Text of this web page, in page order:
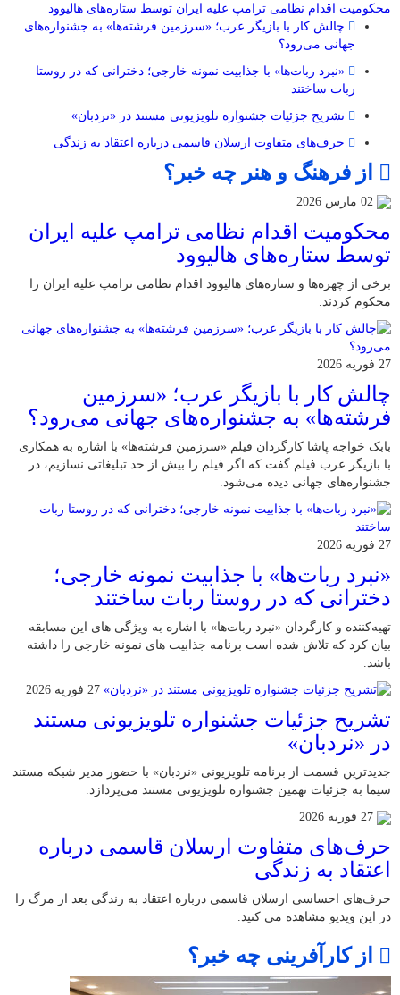
محکومیت اقدام نظامی ترامپ علیه ایران توسط ستاره‌های هالیوود
چالش کار با بازیگر عرب؛ «سرزمین فرشته‌ها» به جشنواره‌های
جهانی می‌رود؟
«نبرد ربات‌ها» با جذابیت نمونه خارجی؛ دخترانی که در روستا
ربات ساختند
تشریح جزئیات جشنواره‌ تلویزیونی مستند در «نردبان»
حرف‌های متفاوت ارسلان قاسمی درباره اعتقاد به زندگی
از فرهنگ و هنر چه خبر؟
02 مارس 2026
محکومیت اقدام نظامی ترامپ علیه ایران
توسط ستاره‌های هالیوود
برخی از چهره‌ها و ستاره‌های هالیوود اقدام نظامی ترامپ علیه ایران را
محکوم کردند.
27 فوریه 2026
چالش کار با بازیگر عرب؛ «سرزمین
فرشته‌ها» به جشنواره‌های جهانی می‌رود؟
بابک خواجه پاشا کارگردان فیلم «سرزمین فرشته‌ها» با اشاره به همکاری
با بازیگر عرب فیلم گفت که اگر فیلم را بیش از حد تبلیغاتی نسازیم، در
جشنواره‌های جهانی دیده می‌شود.
27 فوریه 2026
«نبرد ربات‌ها» با جذابیت نمونه خارجی؛
دخترانی که در روستا ربات ساختند
تهیه‌کننده و کارگردان «نبرد ربات‌ها» با اشاره به ویژگی های این مسابقه
بیان کرد که تلاش شده است برنامه جذابیت های نمونه خارجی را داشته
باشد.
27 فوریه 2026
تشریح جزئیات جشنواره‌ تلویزیونی مستند
در «نردبان»
جدیدترین قسمت از برنامه‌ تلویزیونی «نردبان» با حضور مدیر شبکه مستند
سیما به جزئیات نهمین جشنواره‌ تلویزیونی مستند می‌پردازد.
27 فوریه 2026
حرف‌های متفاوت ارسلان قاسمی درباره
اعتقاد به زندگی
حرف‌های احساسی ارسلان قاسمی درباره اعتقاد به زندگی بعد از مرگ را
در این ویدیو مشاهده می کنید.
از کارآفرینی چه خبر؟